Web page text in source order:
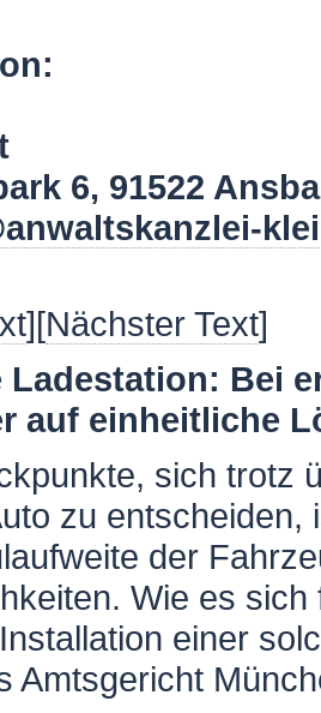
6, 91522
][Nächster Text]
Ladestation: Bei
auf einheitliche
sich trotz
zu
der
Wie es
einer
Amtsgericht